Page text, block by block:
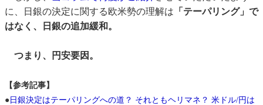
に、日銀の決定に関する欧米勢の理解は 「テーパリング」で
はなく、日銀の追加緩和。
つまり、円安要因。
【参考記事】
● 日銀決定はテーパリングへの道？ それともヘリマネ？ 米ドル/円は